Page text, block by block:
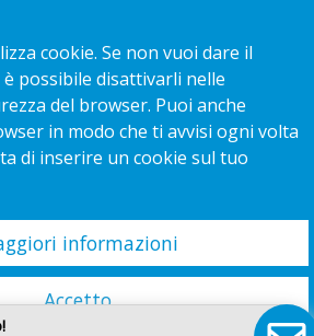
Display AB. All rights reserved.
cookie. Se non vuoi dare il
possibile disattivarli nelle
del browser. Puoi anche
in modo che ti avvisi ogni volta
di inserire un cookie sul tuo
informazioni
Accetto